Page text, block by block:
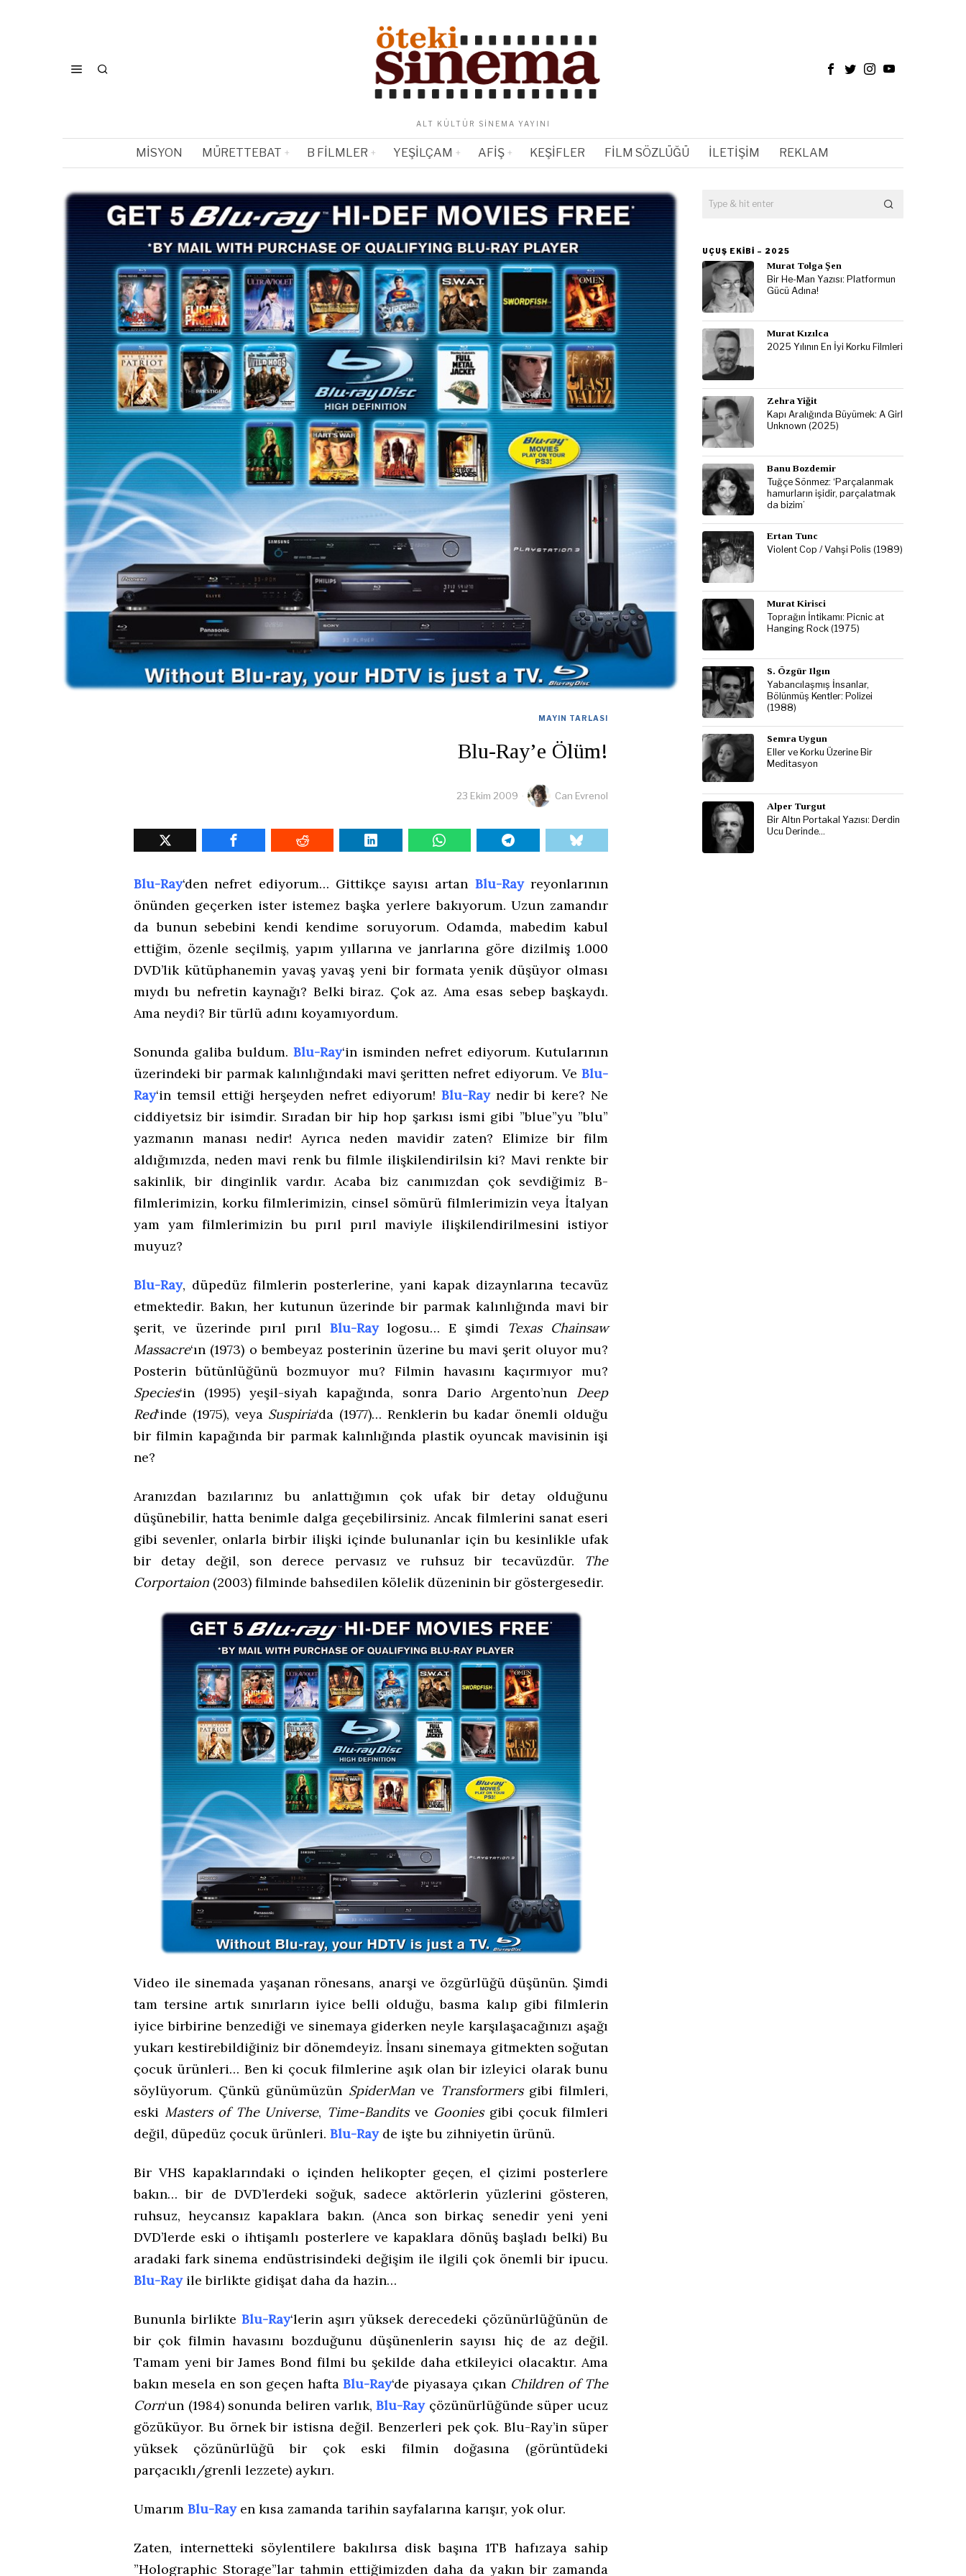
ALT KÜLTÜR SINEMA YAYINI
MISYON MÜRETTEBAT B FILMLER YEŞILÇAM AFIŞ KEŞIFLER FILM SÖZLÜĞÜ İLETIŞIM REKLAM
MAYIN TARLASI
Blu-Ray’e Ölüm!
23 Ekim 2009 Can Evrenol
Blu-Ray‘den nefret ediyorum… Gittikçe sayısı artan Blu-Rayreyonlarının
önünden geçerken ister istemez başka yerlere bakıyorum. Uzun zamandır
da bunun sebebini kendi kendime soruyorum. Odamda, mabedim kabul
ettiğim, özenle seçilmiş, yapım yıllarına ve janrlarına göre dizilmiş 1.000
DVD’lik kütüphanemin yavaş yavaş yeni bir formata yenik düşüyor olması
mıydı bu nefretin kaynağı? Belki biraz. Çok az. Ama esas sebep başkaydı.
Ama neydi? Bir türlü adını koyamıyordum.
Sonunda galiba buldum. Blu-Ray‘in isminden nefret ediyorum. Kutularının
üzerindeki bir parmak kalınlığındaki mavi şeritten nefret ediyorum. Ve Blu-
Ray‘in temsil ettiği herşeyden nefret ediyorum! Blu-Raynedir bi kere? Ne
ciddiyetsiz bir isimdir. Sıradan bir hip hop şarkısı ismi gibi ”blue”yu ”blu”
yazmanın manası nedir! Ayrıca neden mavidir zaten? Elimize bir film
aldığımızda, neden mavi renk bu filmle ilişkilendirilsin ki? Mavi renkte bir
sakinlik, bir dinginlik vardır. Acaba biz canımızdan çok sevdiğimiz B-
filmlerimizin, korku filmlerimizin, cinsel sömürü filmlerimizin veya İtalyan
yam yam filmlerimizin bu pırıl pırıl maviyle ilişkilendirilmesini istiyor
muyuz?
Blu-Ray, düpedüz filmlerin posterlerine, yani kapak dizaynlarına tecavüz
etmektedir. Bakın, her kutunun üzerinde bir parmak kalınlığında mavi bir
şerit, ve üzerinde pırıl pırıl Blu-Raylogosu… E şimdi Texas Chainsaw
Massacre‘ın (1973) o bembeyaz posterinin üzerine bu mavi şerit oluyor mu?
Posterin bütünlüğünü bozmuyor mu? Filmin havasını kaçırmıyor mu?
Species‘in (1995) yeşil-siyah kapağında, sonra Dario Argento’nun Deep
Red‘inde (1975), veyaSuspiria‘da (1977)… Renklerin bu kadar önemli olduğu
bir filmin kapağında bir parmak kalınlığında plastik oyuncak mavisinin işi
ne?
Aranızdan bazılarınız bu anlattığımın çok ufak bir detay olduğunu
düşünebilir, hatta benimle dalga geçebilirsiniz. Ancak filmlerini sanat eseri
gibi sevenler, onlarla birbir ilişki içinde bulunanlar için bu kesinlikle ufak
bir detay değil, son derece pervasız ve ruhsuz bir tecavüzdür. The
Corportaion (2003) filminde bahsedilen kölelik düzeninin bir göstergesedir.
Video ile sinemada yaşanan rönesans, anarşi ve özgürlüğü düşünün. Şimdi
tam tersine artık sınırların iyice belli olduğu, basma kalıp gibi filmlerin
iyice birbirine benzediği ve sinemaya giderken neyle karşılaşacağınızı aşağı
yukarı kestirebildiğiniz bir dönemdeyiz. İnsanı sinemaya gitmekten soğutan
çocuk ürünleri… Ben ki çocuk filmlerine aşık olan bir izleyici olarak bunu
söylüyorum. Çünkü günümüzün SpiderManve Transformersgibi filmleri,
eski Masters of The Universe, Time-Banditsve Gooniesgibi çocuk filmleri
değil, düpedüz çocuk ürünleri. Blu-Rayde işte bu zihniyetin ürünü.
Bir VHS kapaklarındaki o içinden helikopter geçen, el çizimi posterlere
bakın… bir de DVD’lerdeki soğuk, sadece aktörlerin yüzlerini gösteren,
ruhsuz, heycansız kapaklara bakın. (Anca son birkaç senedir yeni yeni
DVD’lerde eski o ihtişamlı posterlere ve kapaklara dönüş başladı belki) Bu
aradaki fark sinema endüstrisindeki değişim ile ilgili çok önemli bir ipucu.
Blu-Rayile birlikte gidişat daha da hazin…
Bununla birlikte Blu-Ray‘lerin aşırı yüksek derecedeki çözünürlüğünün de
bir çok filmin havasını bozduğunu düşünenlerin sayısı hiç de az değil.
Tamam yeni bir James Bond filmi bu şekilde daha etkileyici olacaktır. Ama
bakın mesela en son geçen haftaBlu-Ray‘de piyasaya çıkan Children of The
Corn‘un (1984) sonunda beliren varlık,Blu-Rayçözünürlüğünde süper ucuz
gözüküyor. Bu örnek bir istisna değil. Benzerleri pek çok. Blu-Ray’in süper
yüksek çözünürlüğü bir çok eski filmin doğasına (görüntüdeki
parçacıklı/grenli lezzete) aykırı.
Umarım Blu-Rayen kısa zamanda tarihin sayfalarına karışır, yok olur.
Zaten, internetteki söylentilere bakılırsa disk başına 1TB hafızaya sahip
”Holographic Storage”lar tahmin ettiğimizden daha da yakın bir zamanda
UÇUŞ EKIBI – 2025
Murat Tolga Şen
Bir He-Man Yazısı: Platformun
Gücü Adına!
Murat Kızılca
2025 Yılının En İyi Korku Filmleri
Zehra Yiğit
Kapı Aralığında Büyümek: A Girl
Unknown (2025)
Banu Bozdemir
Tuğçe Sönmez: ‘Parçalanmak
hamurların işidir, parçalatmak
da bizim’
Ertan Tunc
Violent Cop / Vahşi Polis (1989)
Murat Kirisci
Toprağın İntikamı: Picnic at
Hanging Rock (1975)
S. Özgür Ilgın
Yabancılaşmış İnsanlar,
Bölünmüş Kentler: Polizei
(1988)
Semra Uygun
Eller ve Korku Üzerine Bir
Meditasyon
Alper Turgut
Bir Altın Portakal Yazısı: Derdin
Ucu Derinde…